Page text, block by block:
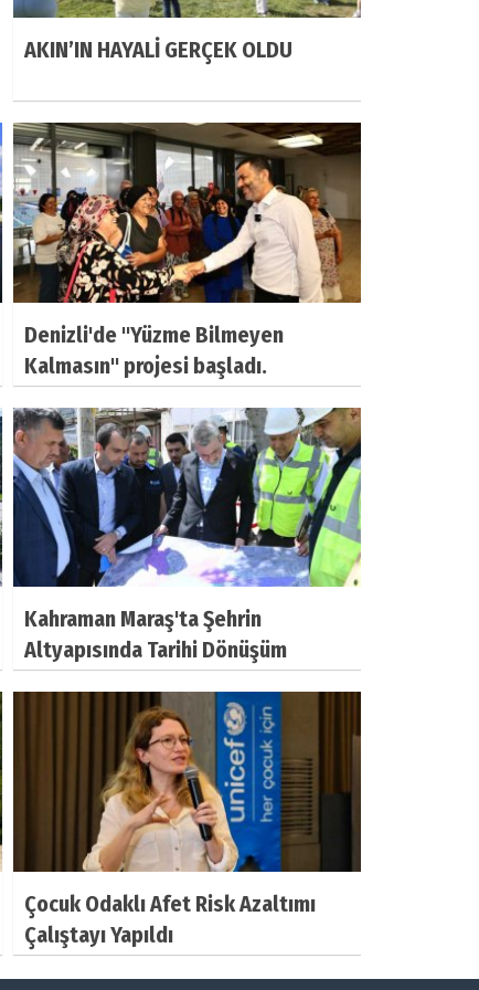
AKIN’IN HAYALİ GERÇEK OLDU
Denizli'de "Yüzme Bilmeyen
Kalmasın" projesi başladı.
Kahraman Maraş'ta Şehrin
Altyapısında Tarihi Dönüşüm
Çocuk Odaklı Afet Risk Azaltımı
Çalıştayı Yapıldı